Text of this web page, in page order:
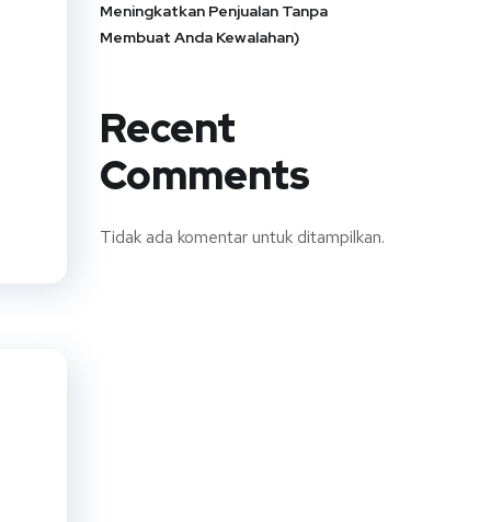
Meningkatkan Penjualan Tanpa
Membuat Anda Kewalahan)
Recent
Comments
Tidak ada komentar untuk ditampilkan.